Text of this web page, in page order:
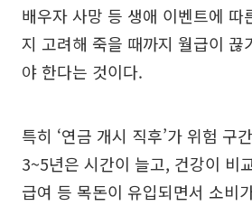
배우자 사망 등 생애 이벤트에 따
지 고려해 죽을 때까지 월급이 끊
야 한다는 것이다.
특히 ‘연금 개시 직후’가 위험 구
3~5년은 시간이 늘고, 건강이 비
급여 등 목돈이 유입되면서 소비